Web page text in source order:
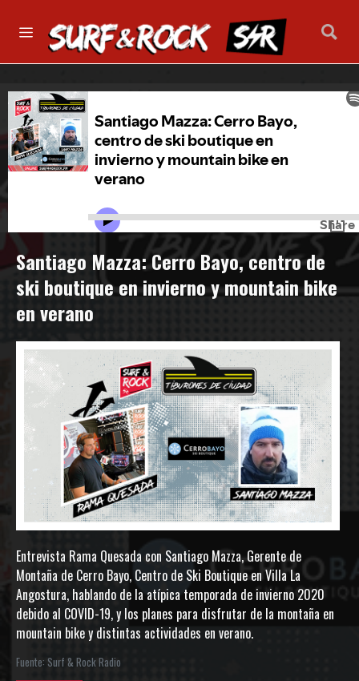
Santiago Mazza: Cerro Bayo, centro de
ski boutique en invierno y mountain bike
en verano
Entrevista Rama Quesada con Santiago Mazza, Gerente de
Montaña de Cerro Bayo, Centro de Ski Boutique en Villa La
Angostura, hablando de la atípica temporada de invierno 2020
debido al COVID-19, y los planes para disfrutar de la montaña en
mountain bike y distintas actividades en verano.
Fuente: Surf & Rock Radio